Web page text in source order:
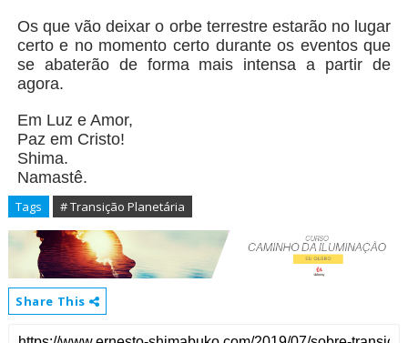
Os que vão deixar o orbe terrestre estarão no lugar
certo e no momento certo durante os eventos que
se abaterão de forma mais intensa a partir de
agora.
Em Luz e Amor,
Paz em Cristo!
Shima.
Namastê.
Tags # Transição Planetária
Share This